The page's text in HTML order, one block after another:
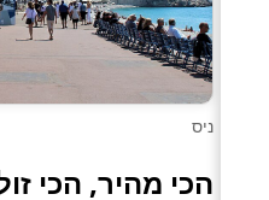
ניס
הכי מהיר, הכי